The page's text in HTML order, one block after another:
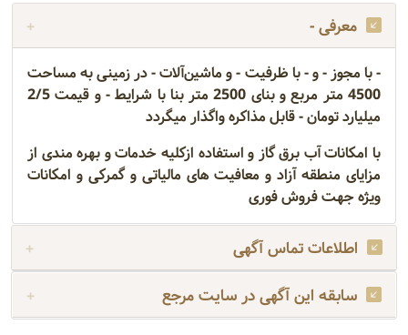
معرفی -
- با مجوز - و - با ظرفیت - و ماشین‌آلات - در زمینی به مساحت
4500 متر مربع و بنای 2500 متر بنا با شرایط - و قیمت 2/5
میلیارد تومان - قابل مذاکره واگذار میگردد
با امکانات آب برق گاز و استفاده ازکلیه خدمات و بهره مندی از
مزایای منطقه آزاد و معافیت های مالیاتی و گمرکی و امکانات
ویژه جهت فروش فوری
اطلاعات تماس آگهی
سابقه این آگهی در سایت مرجع